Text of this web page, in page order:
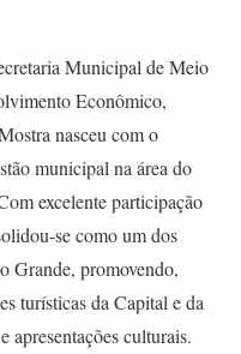
Municipal de Meio
Econômico,
nasceu com o
municipal na área do
excelente participação
se como um dos
Grande, promovendo,
turísticas da Capital e da
apresentações culturais.